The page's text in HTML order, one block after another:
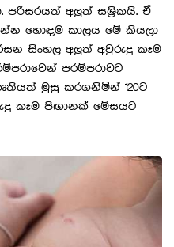
අලුත් සශ්‍රිකයි. ඒ
හොඳම කාලය මේ කියලා
සිංහල අලුත් අවුරුදු කෑම
පරම්පරාවට
මුසු කරගනිමින් 120ට
කෑම පිඟානක් මේසයට